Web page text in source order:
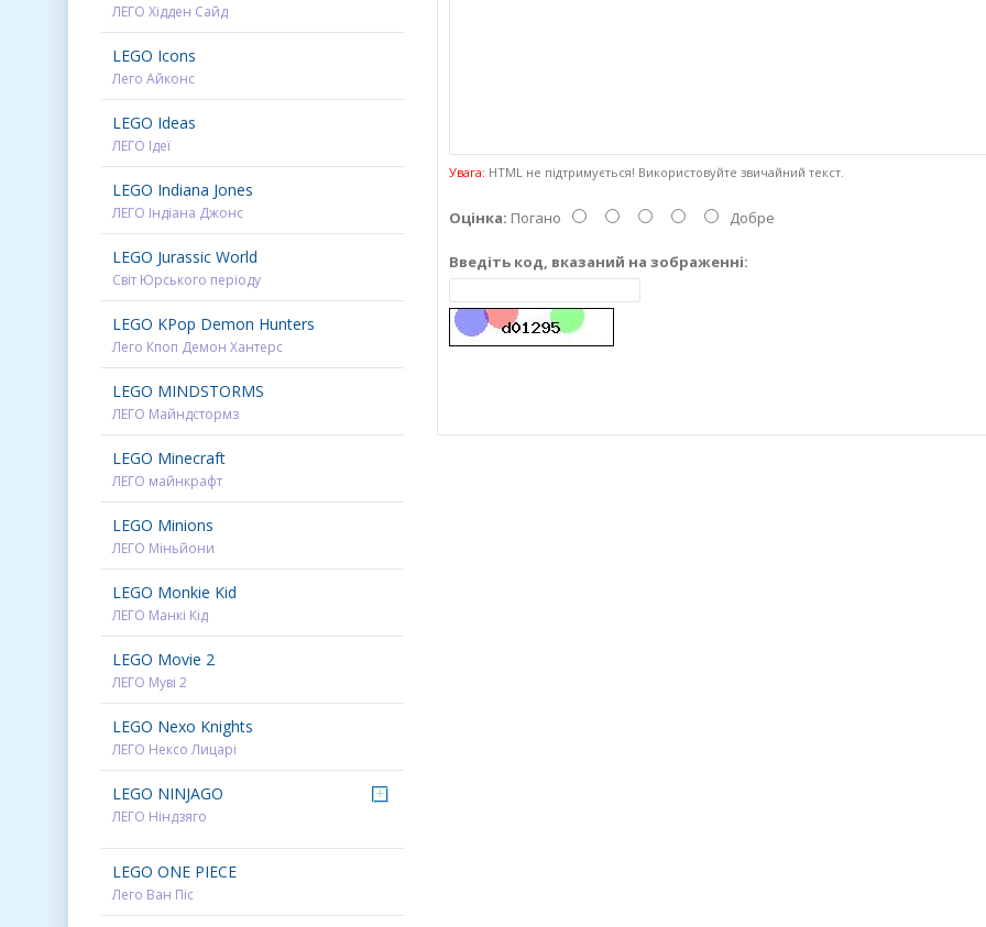
ЛЕГО Хідден Сайд
LEGO Icons
Лего Айконс
LEGO Ideas
ЛЕГО Ідеї
LEGO Indiana Jones
ЛЕГО Індіана Джонс
LEGO Jurassic World
Світ Юрського періоду
LEGO KPop Demon Hunters
Лего Кпоп Демон Хантерс
LEGO MINDSTORMS
ЛЕГО Майндстормз
LEGO Minecraft
ЛЕГО майнкрафт
LEGO Minions
ЛЕГО Міньйони
LEGO Monkie Kid
ЛЕГО Манкі Кід
LEGO Movie 2
ЛЕГО Муві 2
LEGO Nexo Knights
ЛЕГО Нексо Лицарі
LEGO NINJAGO
ЛЕГО Ніндзяго
+
LEGO ONE PIECE
Лего Ван Піс
Увага: HTML не підтримується! Використовуйте звичайний текст.
Оцінка: Погано Добре
Введіть код, вказаний на зображенні: